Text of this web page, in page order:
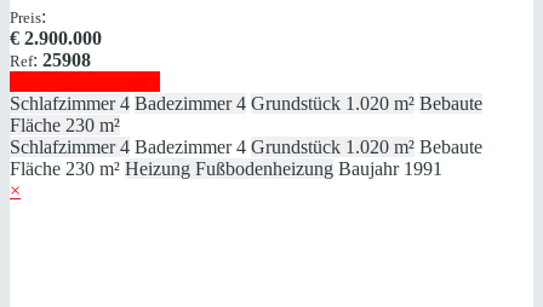
Preis:
€ 2.900.000
Ref: 25908
Schlafzimmer 4 Badezimmer 4 Grundstück 1.020 m² Bebaute
Fläche 230 m²
Schlafzimmer 4 Badezimmer 4 Grundstück 1.020 m² Bebaute
Fläche 230 m² Heizung Fußbodenheizung Baujahr 1991
×